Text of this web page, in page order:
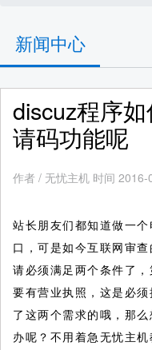
新闻中心
discuz程序
请码功能呢
作者 / 无忧主机 时间
站长朋友们都知道做一
口，可是如今互联网审
请必须满足两个条件了
要有营业执照，这是必
了这两个需求的哦，那
办呢？不用着急无忧主